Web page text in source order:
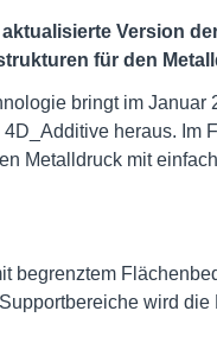
aktualisierte Version
für den
bringt im Januar
heraus. Im
Metalldruck mit
begrenztem
wird